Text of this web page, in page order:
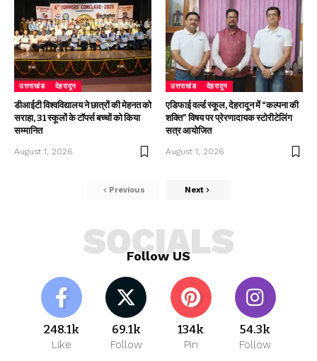
उत्तराखंड देहरादून
डीआईटी विश्वविद्यालय ने छात्रों की मेहनत को
सराहा, 31 स्कूलों के टॉपर्स बच्चों को किया
सम्मानित
August 1, 2026
उत्तराखंड देहरादून
एडिफाई वर्ल्ड स्कूल, देहरादून में “कल्पना की
शक्ति” विषय पर प्रेरणादायक स्टोरीटेलिंग
सत्र आयोजित
August 1, 2026
Previous Next
Follow US
SOCIALS
248.1k
Like
69.1k
Follow
134k
Pin
54.3k
Follow